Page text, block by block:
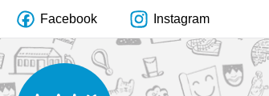
Facebook Instagram